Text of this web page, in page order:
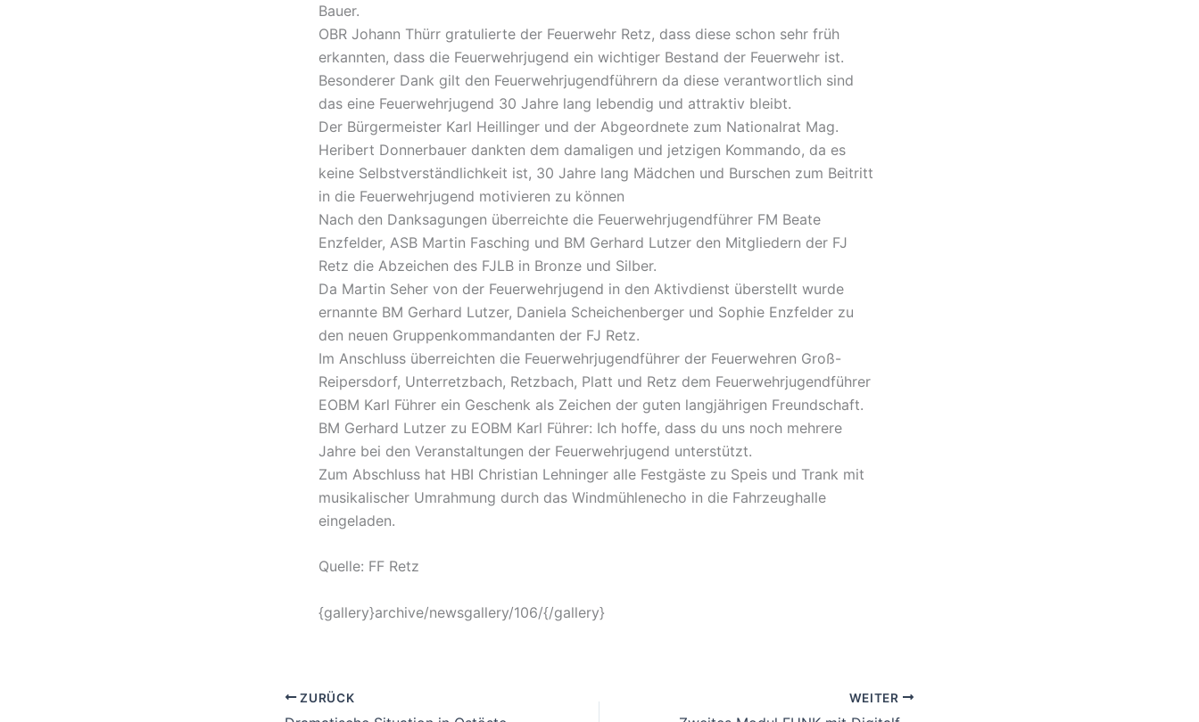
Bauer.
OBR Johann Thürr gratulierte der Feuerwehr Retz, dass diese schon sehr früh
erkannten, dass die Feuerwehrjugend ein wichtiger Bestand der Feuerwehr ist.
Besonderer Dank gilt den Feuerwehrjugendführern da diese verantwortlich sind
das eine Feuerwehrjugend 30 Jahre lang lebendig und attraktiv bleibt.
Der Bürgermeister Karl Heillinger und der Abgeordnete zum Nationalrat Mag.
Heribert Donnerbauer dankten dem damaligen und jetzigen Kommando, da es
keine Selbstverständlichkeit ist, 30 Jahre lang Mädchen und Burschen zum Beitritt
in die Feuerwehrjugend motivieren zu können
Nach den Danksagungen überreichte die Feuerwehrjugendführer FM Beate
Enzfelder, ASB Martin Fasching und BM Gerhard Lutzer den Mitgliedern der FJ
Retz die Abzeichen des FJLB in Bronze und Silber.
Da Martin Seher von der Feuerwehrjugend in den Aktivdienst überstellt wurde
ernannte BM Gerhard Lutzer, Daniela Scheichenberger und Sophie Enzfelder zu
den neuen Gruppenkommandanten der FJ Retz.
Im Anschluss überreichten die Feuerwehrjugendführer der Feuerwehren Groß-
Reipersdorf, Unterretzbach, Retzbach, Platt und Retz dem Feuerwehrjugendführer
EOBM Karl Führer ein Geschenk als Zeichen der guten langjährigen Freundschaft.
BM Gerhard Lutzer zu EOBM Karl Führer: Ich hoffe, dass du uns noch mehrere
Jahre bei den Veranstaltungen der Feuerwehrjugend unterstützt.
Zum Abschluss hat HBI Christian Lehninger alle Festgäste zu Speis und Trank mit
musikalischer Umrahmung durch das Windmühlenecho in die Fahrzeughalle
eingeladen.
Quelle: FF Retz
{gallery}archive/newsgallery/106/{/gallery}
ZURÜCK WEITER